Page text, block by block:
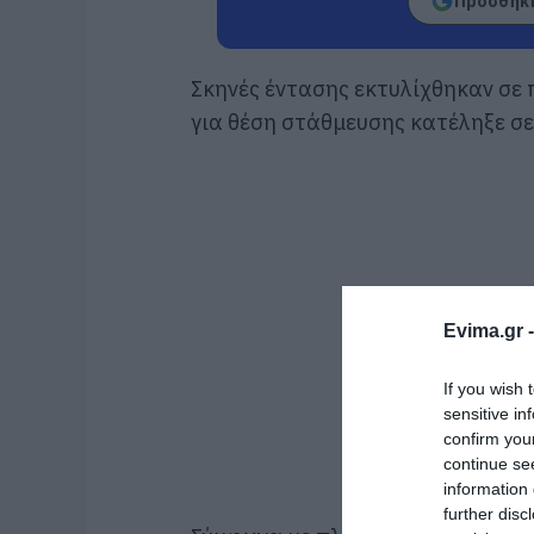
Evima.gr -
If you wish
sensitive
confirm
continue
information
further
Σκηνές έντασης εκτυλίχθηκαν
για θέση στάθμευσης κατέληξε